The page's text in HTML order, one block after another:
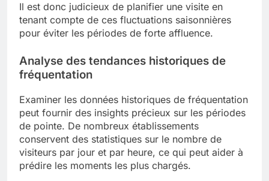
Il est donc judicieux de planifier une visite en
tenant compte de ces fluctuations saisonnières
pour éviter les périodes de forte affluence.
Analyse des tendances historiques de
fréquentation
Examiner les données historiques de fréquentation
peut fournir des insights précieux sur les périodes
de pointe. De nombreux établissements
conservent des statistiques sur le nombre de
visiteurs par jour et par heure, ce qui peut aider à
prédire les moments les plus chargés.